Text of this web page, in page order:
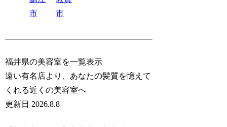
市
市
福井県の美容室を一覧表示
遠い有名店より、あなたの髪質を憶えて
くれる近くの美容室へ
更新日 2026.8.8